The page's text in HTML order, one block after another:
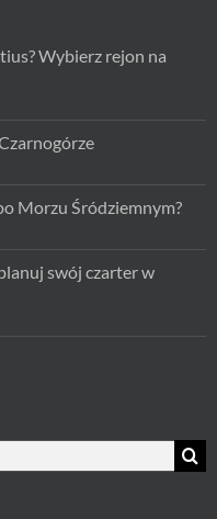
Wybierz rejon na
Morzu Śródziemnym?
swój czarter w